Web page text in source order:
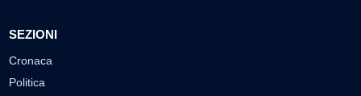
SEZIONI
Cronaca
Politica